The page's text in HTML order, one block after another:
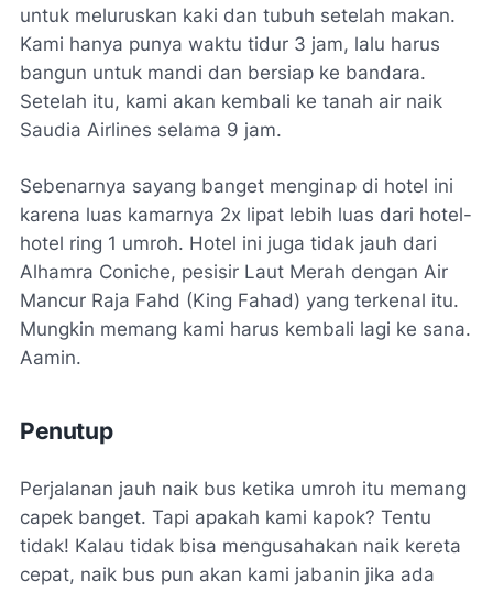
untuk meluruskan kaki dan tubuh setelah makan.
Kami hanya punya waktu tidur 3 jam, lalu harus
bangun untuk mandi dan bersiap ke bandara.
Setelah itu, kami akan kembali ke tanah air naik
Saudia Airlines selama 9 jam.
Sebenarnya sayang banget menginap di hotel ini
karena luas kamarnya 2x lipat lebih luas dari hotel-
hotel ring 1 umroh. Hotel ini juga tidak jauh dari
Alhamra Coniche, pesisir Laut Merah dengan Air
Mancur Raja Fahd (King Fahad) yang terkenal itu.
Mungkin memang kami harus kembali lagi ke sana.
Aamin.
Penutup
Perjalanan jauh naik bus ketika umroh itu memang
capek banget. Tapi apakah kami kapok? Tentu
tidak! Kalau tidak bisa mengusahakan naik kereta
cepat, naik bus pun akan kami jabanin jika ada